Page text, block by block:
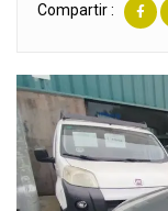
Compartir :